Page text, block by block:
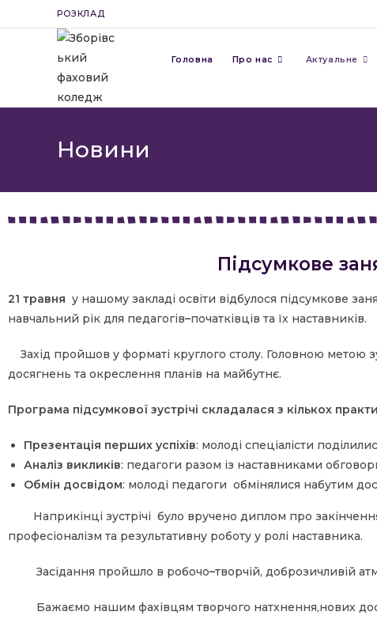
РОЗКЛАД
Головна Про нас Актуальне
Новини
Підсумкове
21 травня у нашому закладі освіти відбулося підсумкове
навчальний рік для педагогів–початківців та їх наставників.
Захід пройшов у форматі круглого столу. Головною метою
досягнень та окреслення планів на майбутнє.
Програма підсумкової зустрічі складалася з кількох
Презентація перших успіхів: молоді спеціалісти
Аналіз викликів: педагоги разом із наставниками
Обмін досвідом: молоді педагоги обмінялися набутим
Наприкінці зустрічі було вручено диплом про
професіоналізм та результативну роботу у ролі наставника.
Засідання пройшло в робочо–творчій, доброзичливій
Бажаємо нашим фахівцям творчого натхнення,нових